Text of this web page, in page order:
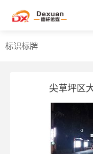
标识标牌
尖草坪区